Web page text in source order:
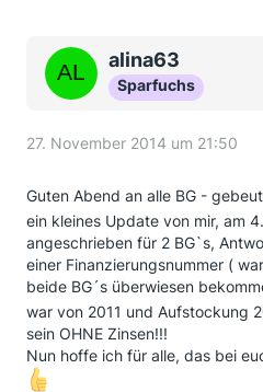
alina63
Sparfuchs
27. November 2014 um 21:50
Guten Abend an alle BG -
ein kleines Update von mir, am
angeschrieben für 2 BG`s,
einer Finanzierungsnummer (
beide BG´s überwiesen
war von 2011 und Aufstockung
sein OHNE Zinsen!!!
Nun hoffe ich für alle, das bei